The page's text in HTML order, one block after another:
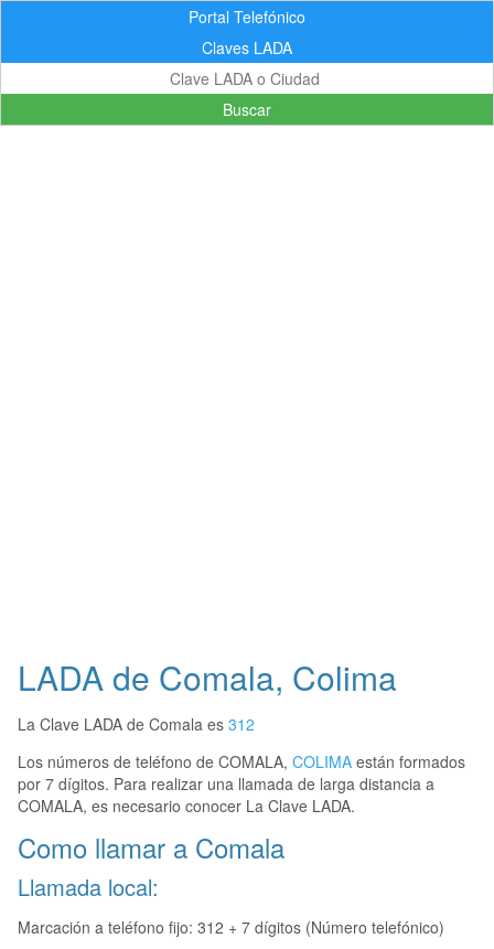
Portal Telefónico
Claves LADA
Buscar
LADA de Comala, Colima
La Clave LADA de Comala es 312
Los números de teléfono de COMALA, COLIMA están formados
por 7 dígitos. Para realizar una llamada de larga distancia a
COMALA, es necesario conocer La Clave LADA.
Como llamar a Comala
Llamada local:
Marcación a teléfono fijo: 312 + 7 dígitos (Número telefónico)